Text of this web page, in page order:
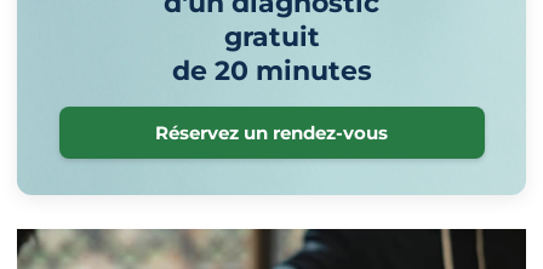
gratuit
de 20 minutes
Réservez un rendez-vous